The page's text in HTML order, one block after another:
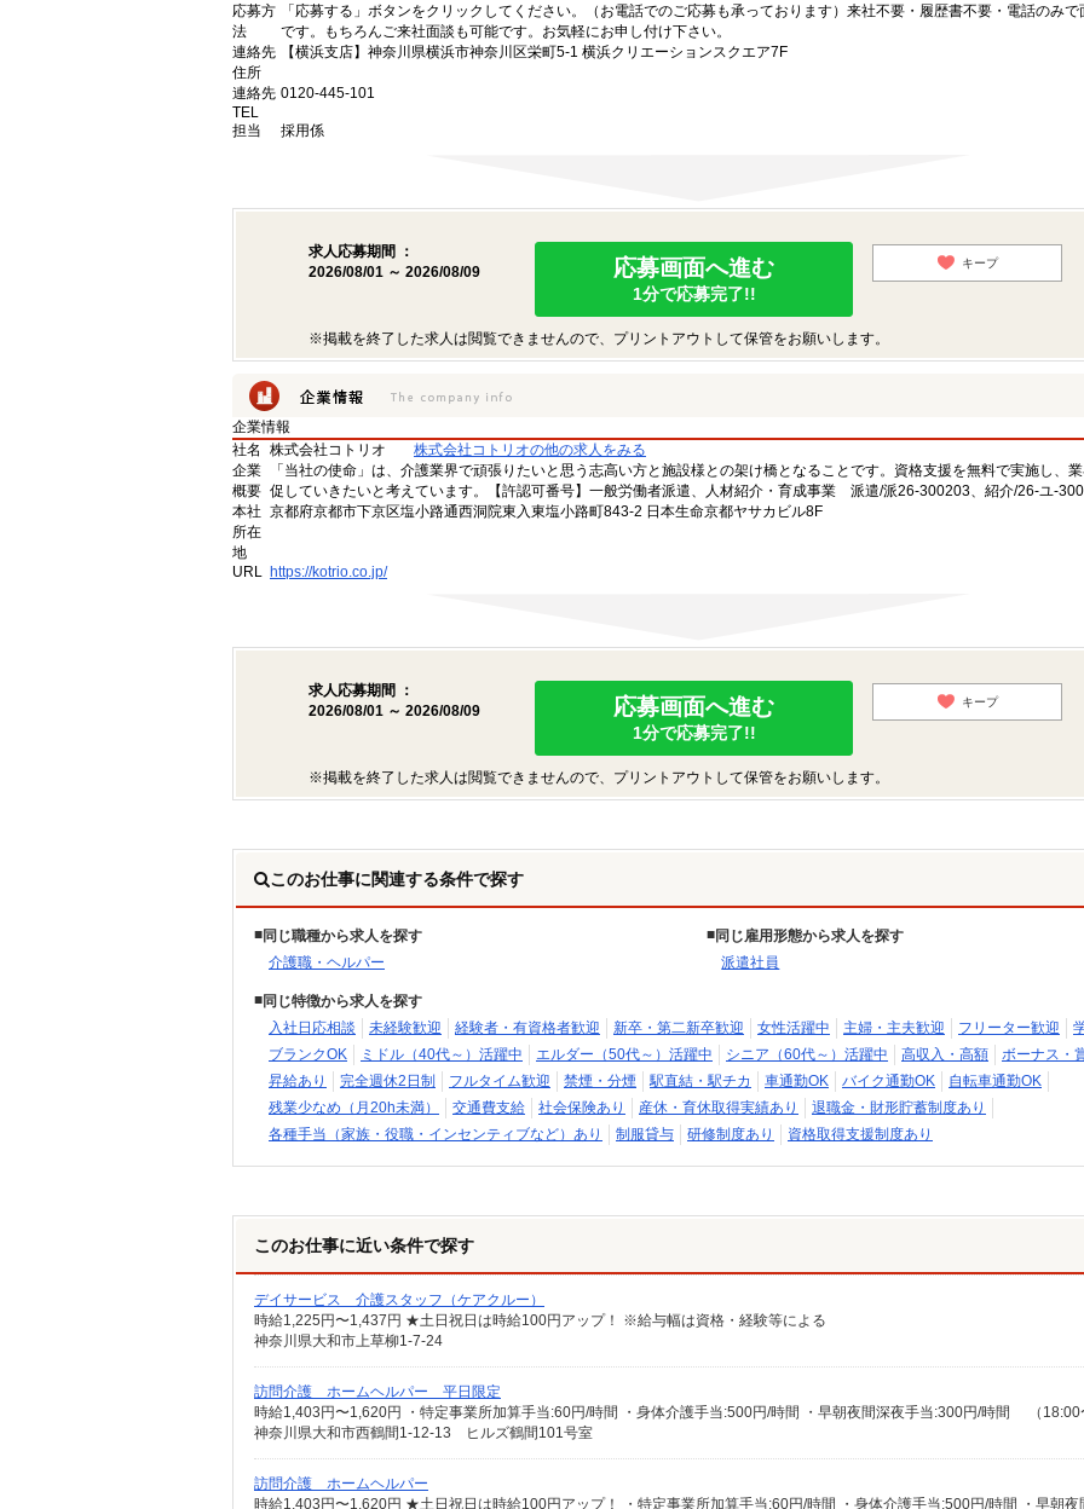
応募方
法
「応募する」ボタンをクリックしてください。（お電話でのご応募も承っております）来社不要・履歴書不要・電話のみで
です。もちろんご来社面談も可能です。お気軽にお申し付け下さい。
連絡先
住所
【横浜支店】神奈川県横浜市神奈川区栄町5-1 横浜クリエーションスクエア7F
連絡先
TEL
0120-445-101
担当 採用係
求人応募期間 ：
2026/08/01 ～ 2026/08/09
応募画面へ進む
1分で応募完了!!
キープ
※掲載を終了した求人は閲覧できませんので、プリントアウトして保管をお願いします。
企業情報
社名
株式会社コトリオ
株式会社コトリオの他の求人をみる
企業
概要
「当社の使命」は、介護業界で頑張りたいと思う志高い方と施設様との架け橋となることです。資格支援を無料で実施し、
促していきたいと考えています。【許認可番号】一般労働者派遣、人材紹介・育成事業 派遣/派26-300203、紹介/26-ユ-
本社
所在
地
京都府京都市下京区塩小路通西洞院東入東塩小路町843-2 日本生命京都ヤサカビル8F
URL https://kotrio.co.jp/
求人応募期間 ：
2026/08/01 ～ 2026/08/09
応募画面へ進む
1分で応募完了!!
キープ
※掲載を終了した求人は閲覧できませんので、プリントアウトして保管をお願いします。
このお仕事に関連する条件で探す
同じ職種から求人を探す
介護職・ヘルパー
同じ雇用形態から求人を探す
派遣社員
同じ特徴から求人を探す
入社日応相談
未経験歓迎 経験者・有資格者歓迎 新卒・第二新卒歓迎 女性活躍中 主婦・主夫歓迎 フリーター歓迎
ブランクOK
ミドル（40代～）活躍中 エルダー（50代～）活躍中 シニア（60代～）活躍中 高収入・高額
ボーナス・
昇給あり
完全週休2日制 フルタイム歓迎 禁煙・分煙 駅直結・駅チカ 車通勤OK バイク通勤OK
自転車通勤OK
残業少なめ（月20h未満）
交通費支給 社会保険あり 産休・育休取得実績あり
退職金・財形貯蓄制度あり
各種手当（家族・役職・インセンティブなど）あり
制服貸与 研修制度あり 資格取得支援制度あり
このお仕事に近い条件で探す
デイサービス 介護スタッフ（ケアクルー）
時給1,225円〜1,437円 ★土日祝日は時給100円アップ！ ※給与幅は資格・経験等による
神奈川県大和市上草柳1-7-24
訪問介護 ホームヘルパー 平日限定
神奈川県大和市西鶴間1-12-13 ヒルズ鶴間101号室
訪問介護 ホームヘルパー